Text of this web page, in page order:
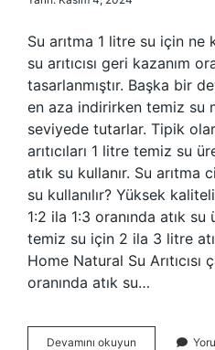
Su arıtma 1 litre su için ne
su arıtıcısı geri kazanım
tasarlanmıştır. Başka bir
en aza indirirken temiz su
seviyede tutarlar. Tipik
arıtıcıları 1 litre temiz su
atık su kullanır. Su arıtma
su kullanılır? Yüksek
1:2 ila 1:3 oranında atık
temiz su için 2 ila 3 litre
Home Natural Su Arıtıcısı
oranında atık su…
Devamını okuyun